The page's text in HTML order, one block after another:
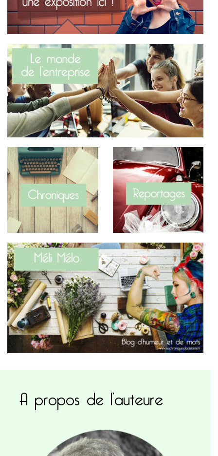
A propos de l’auteure